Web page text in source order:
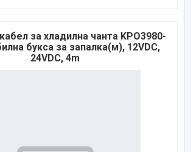
за хладилна чанта KPO3980-
букса за запалка(м), 12VDC,
24VDC, 4m